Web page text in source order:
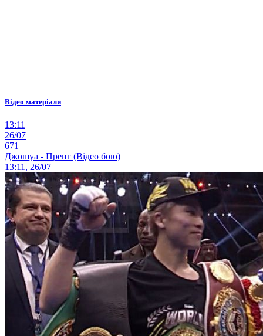
Відео матеріали
13:11
26/07
671
Джошуа - Пренг (Відео бою)
13:11, 26/07